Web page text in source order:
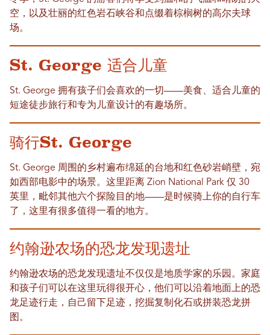
空，以及壮丽的红色岩石峡谷和点缀着棕榈树的高尔夫球
场。
St. George 适合儿童
St. George 拥有孩子们会喜欢的一切——美食、适合儿童的
短途徒步旅行和专为儿童设计的有趣场所。
骑行St. George
St. George 周围的乡村遍布绵延的台地和红色砂岩峭壁，宛
如西部电影中的场景。这里距离 Zion National Park 仅 30
英里，毗邻其他六个探险目的地——是时候骑上你的自行车
了，这里有很多值得一看的地方。
约翰逊农场的恐龙发现遗址
约翰逊农场的恐龙发现遗址不仅仅是地质学家的乐园。家庭
和孩子们可以在这里玩得很开心，他们可以沿着地面上的恐
龙足迹行走，自己留下足迹，挖掘复制化石或拼装恐龙拼
图。